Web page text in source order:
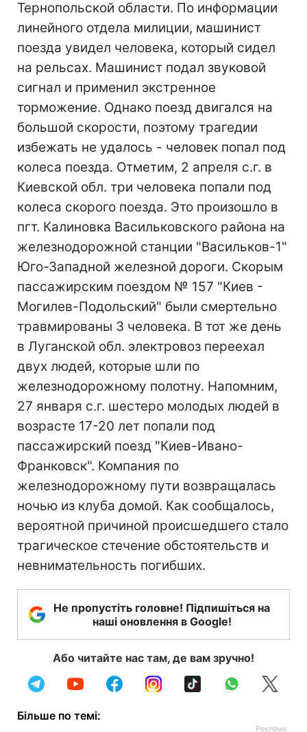
Тернопольской области. По информации
линейного отдела милиции, машинист
поезда увидел человека, который сидел
на рельсах. Машинист подал звуковой
сигнал и применил экстренное
торможение. Однако поезд двигался на
большой скорости, поэтому трагедии
избежать не удалось - человек попал под
колеса поезда. Отметим, 2 апреля с.г. в
Киевской обл. три человека попали под
колеса скорого поезда. Это произошло в
пгт. Калиновка Васильковского района на
железнодорожной станции "Васильков-1"
Юго-Западной железной дороги. Скорым
пассажирским поездом № 157 "Киев -
Могилев-Подольский" были смертельно
травмированы 3 человека. В тот же день
в Луганской обл. электровоз переехал
двух людей, которые шли по
железнодорожному полотну. Напомним,
27 января с.г. шестеро молодых людей в
возрасте 17-20 лет попали под
пассажирский поезд "Киев-Ивано-
Франковск". Компания по
железнодорожному пути возвращалась
ночью из клуба домой. Как сообщалось,
вероятной причиной происшедшего стало
трагическое стечение обстоятельств и
невнимательность погибших.
Не пропустіть головне! Підпишіться на
наші оновлення в Google!
Або читайте нас там, де вам зручно!
Більше по темі: